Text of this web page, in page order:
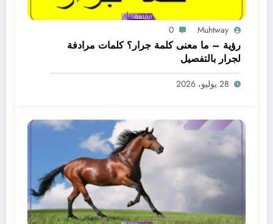
Muhtway
0
رؤية – ما معنى كلمة جرار؟ كلمات مرادفة
لجرار بالتفصيل
28 يوليو، 2026